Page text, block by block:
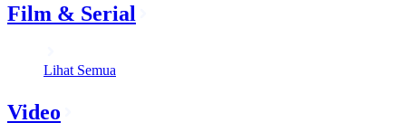
Film & Serial
Lihat Semua
Video